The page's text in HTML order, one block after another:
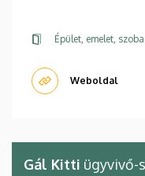
Épület, emelet,
Weboldal
Gál Kitti ügyvivő-